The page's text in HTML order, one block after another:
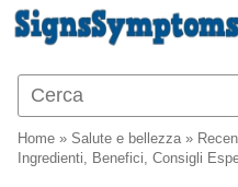
Home » Salute e bellezza»
Ingredienti, Benefici, Consigli